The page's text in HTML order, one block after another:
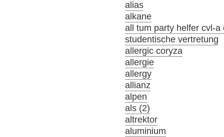
alias
alkane
all tum party helfer cvl-
studentische vertretung
allergic coryza
allergie
allergy
allianz
alpen
als (2)
altrektor
aluminium